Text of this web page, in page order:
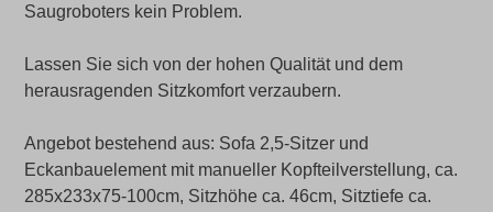
Saugroboters kein Problem.
Lassen Sie sich von der hohen Qualität und dem
herausragenden Sitzkomfort verzaubern.
Angebot bestehend aus: Sofa 2,5-Sitzer und
Eckanbauelement mit manueller Kopfteilverstellung, ca.
285x233x75-100cm, Sitzhöhe ca. 46cm, Sitztiefe ca.